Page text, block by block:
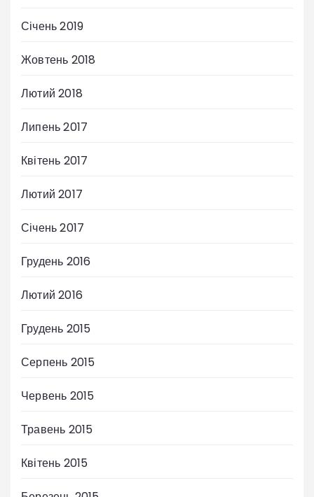
Січень 2019
Жовтень 2018
Лютий 2018
Липень 2017
Квітень 2017
Лютий 2017
Січень 2017
Грудень 2016
Лютий 2016
Грудень 2015
Серпень 2015
Червень 2015
Травень 2015
Квітень 2015